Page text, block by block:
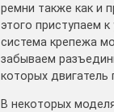
ремни также как и
этого приступаем
система крепежа
забываем
которых
В некоторых